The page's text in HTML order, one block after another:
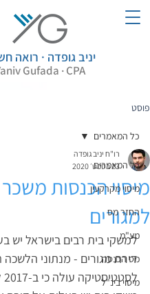
יניב גופדה · רואה
Gufada · CPA
פוסט
כל המאמרים
מיסוי מקרקעין
החזר מס
מע"מ
מס הכנסה
מיסוי בינ"ל
כל המאמרים
מיסוי הכנסות
למגורים
רו"ח יניב גופדה
23 בספט׳ 2020
למשקי בית רבים בישראל יש
דירת מגורים - מנתוני